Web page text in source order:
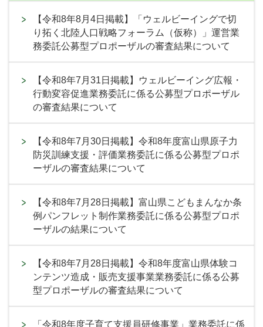
【令和8年8月4日掲載】「ウェルビーイングで切
り拓く北陸人口戦略フォーラム（仮称）」運営業
務委託公募型プロポーザルの審査結果について
【令和8年7月31日掲載】ウェルビーイング広報・
行動変容促進業務委託に係る公募型プロポーザル
の審査結果について
【令和8年7月30日掲載】令和8年度富山県原子力
防災訓練支援・評価業務委託に係る公募型プロポ
ーザルの審査結果について
【令和8年7月28日掲載】富山県こどもまんなか条
例パンフレット制作業務委託に係る公募型プロポ
ーザルの結果について
【令和8年7月28日掲載】令和8年度富山県体験コ
ンテンツ造成・販売支援事業業務委託に係る公募
型プロポーザルの審査結果について
「令和8年度子育て支援員研修事業」業務委託に係